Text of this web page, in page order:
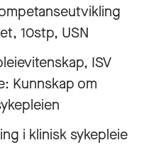
10stp, USN
ISV
Kunnskap om
i klinisk sykepleie